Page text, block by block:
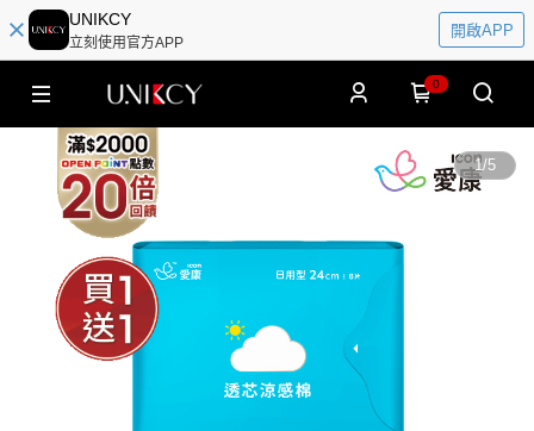
UNIKCY
立刻使用官方APP
開啟APP
0
1/5